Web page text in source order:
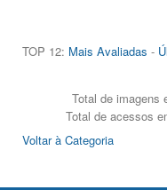
TOP 12: Mais Avaliadas -
Total de imagens
Total de acessos
Voltar à Categoria